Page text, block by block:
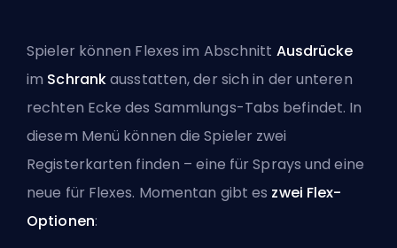
Spieler können Flexes im Abschnitt Ausdrücke
im Schrankausstatten, der sich in der unteren
rechten Ecke des Sammlungs-Tabs befindet. In
diesem Menü können die Spieler zwei
Registerkarten finden – eine für Sprays und eine
neue für Flexes. Momentan gibt es zwei Flex-
Optionen: